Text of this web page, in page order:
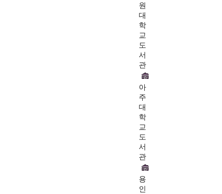
원
대
학
교
도
서
관
아
주
대
학
교
도
서
관
용
인